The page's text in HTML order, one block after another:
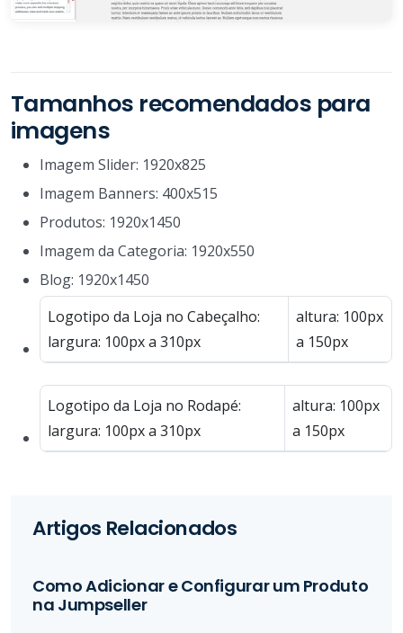
Tamanhos recomendados para
imagens
Imagem Slider: 1920x825
Imagem Banners: 400x515
Produtos: 1920x1450
Imagem da Categoria: 1920x550
Blog: 1920x1450
Logotipo da Loja no Cabeçalho:
largura: 100px a 310px
altura: 100px
a 150px
Logotipo da Loja no Rodapé:
largura: 100px a 310px
altura: 100px
a 150px
Artigos Relacionados
Como Adicionar e Configurar um Produto
na Jumpseller